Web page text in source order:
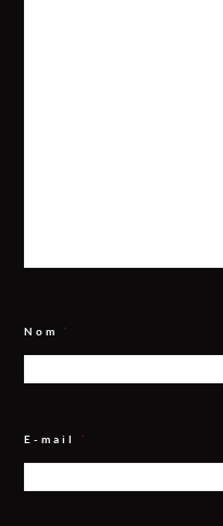
Nom *
E-mail *